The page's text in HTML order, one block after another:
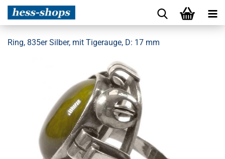
Ring, 835er Silber, mit Tigerauge, D: 17 mm